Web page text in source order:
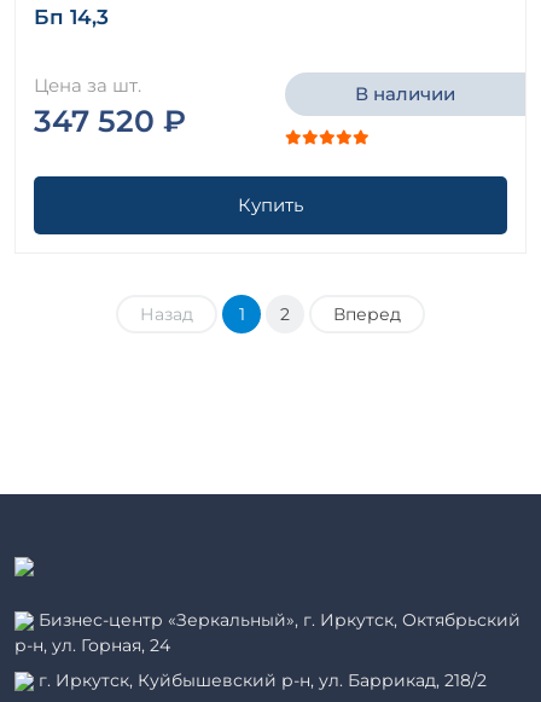
Бп 14,3
Цена за шт.
347 520 ₽
В наличии
Купить
Назад 1 2 Вперед
Бизнес-центр «Зеркальный», г. Иркутск, Октябрьский
р-н, ул. Горная, 24
г. Иркутск, Куйбышевский р-н, ул. Баррикад, 218/2